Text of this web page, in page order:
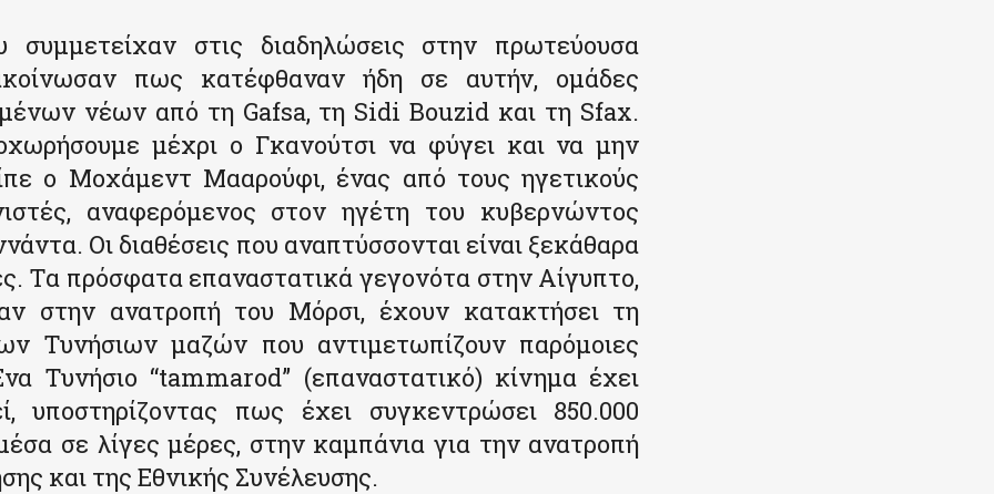
συμμετείχαν στις διαδηλώσεις στην πρωτεύουσα
πως κατέφθαναν ήδη σε αυτήν, ομάδες
νέων από τη Gafsa, τη Sidi Bouzid και τη Sfax.
μέχρι ο Γκανούτσι να φύγει και να μην
ο Μοχάμεντ Μααρούφι, ένας από τους ηγετικούς
αναφερόμενος στον ηγέτη του κυβερνώντος
Οι διαθέσεις που αναπτύσσονται είναι ξεκάθαρα
Τα πρόσφατα επαναστατικά γεγονότα στην Αίγυπτο,
στην ανατροπή του Μόρσι, έχουν κατακτήσει τη
Τυνήσιων μαζών που αντιμετωπίζουν παρόμοιες
Τυνήσιο “tammarod” (επαναστατικό) κίνημα έχει
υποστηρίζοντας πως έχει συγκεντρώσει 850.000
σε λίγες μέρες, στην καμπάνια για την ανατροπή
και της Εθνικής Συνέλευσης.